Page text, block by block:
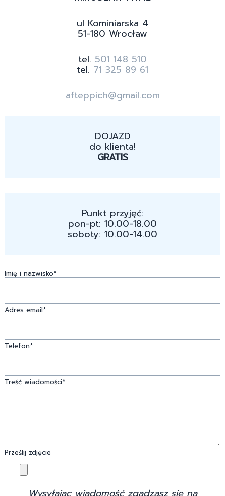
ul Kominiarska 4
51-180 Wrocław
tel. 501 148 510
tel. 71 325 89 61
afteppich@gmail.com
DOJAZD
do klienta!
GRATIS
Punkt przyjęć:
pon-pt: 10.00-18.00
soboty: 10.00-14.00
Imię i nazwisko*
Adres email*
Telefon*
Treść wiadomości*
Prześlij zdjęcie